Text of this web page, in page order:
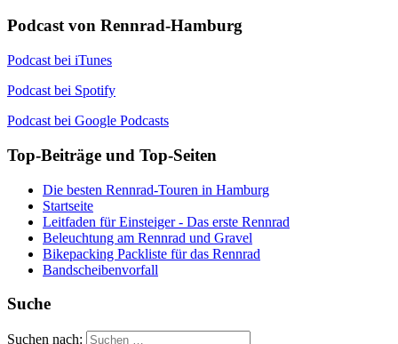
Podcast von Rennrad-Hamburg
Podcast bei iTunes
Podcast bei Spotify
Podcast bei Google Podcasts
Top-Beiträge und Top-Seiten
Die besten Rennrad-Touren in Hamburg
Startseite
Leitfaden für Einsteiger - Das erste Rennrad
Beleuchtung am Rennrad und Gravel
Bikepacking Packliste für das Rennrad
Bandscheibenvorfall
Suche
Suchen nach: